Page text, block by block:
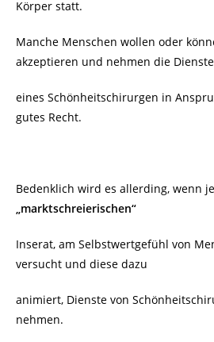
Körper statt.
Manche Menschen wollen oder
akzeptieren und nehmen die Dienste
eines Schönheitschirurgen in
gutes Recht.
Bedenklich wird es allerding, wenn
„marktschreierischen“
Inserat, am Selbstwertgefühl von
versucht und diese dazu
animiert, Dienste von
nehmen.